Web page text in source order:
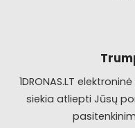
1DRONAS.LT
siekia atliepti Jūsų